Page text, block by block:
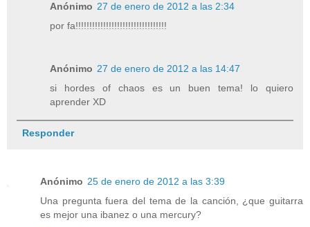
Anónimo 27 de enero de 2012 a las 2:34
por fa!!!!!!!!!!!!!!!!!!!!!!!!!!!!!!!!!
Anónimo 27 de enero de 2012 a las 14:47
si hordes of chaos es un buen tema! lo quiero
aprender XD
Responder
Anónimo 25 de enero de 2012 a las 3:39
Una pregunta fuera del tema de la canción, ¿que guitarra
es mejor una ibanez o una mercury?